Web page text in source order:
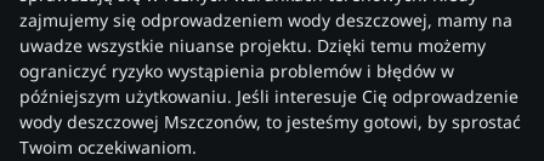
zajmujemy się odprowadzeniem wody deszczowej, mamy na
uwadze wszystkie niuanse projektu. Dzięki temu możemy
ograniczyć ryzyko wystąpienia problemów i błędów w
późniejszym użytkowaniu. Jeśli interesuje Cię odprowadzenie
wody deszczowej Mszczonów, to jesteśmy gotowi, by sprostać
Twoim oczekiwaniom.